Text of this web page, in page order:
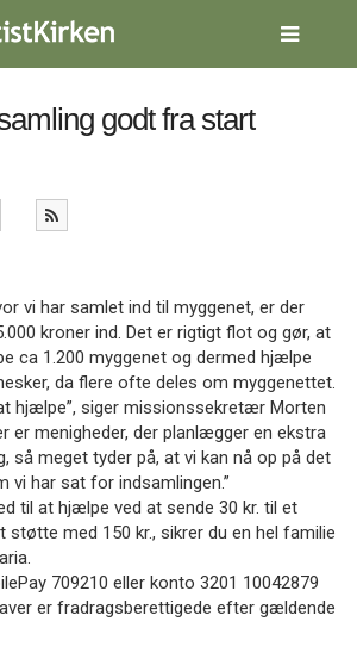
godt fra start
vi har samlet ind til myggenet, er der
kroner ind. Det er rigtigt flot og gør, at
ca 1.200 myggenet og dermed hjælpe
da flere ofte deles om myggenettet.
hjælpe”, siger missionssekretær Morten
er menigheder, der planlægger en ekstra
så meget tyder på, at vi kan nå op på det
vi har sat for indsamlingen.”
til at hjælpe ved at sende 30 kr. til et
støtte med 150 kr., sikrer du en hel familie
709210 eller konto 3201 10042879
er fradragsberettigede efter gældende